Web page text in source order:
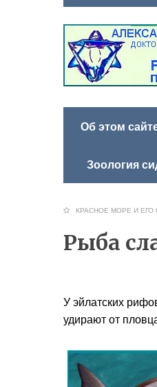
Об этом
Зоология
КРАСНОЕ МОРЕ И ЕГО
Рыба
У эйлатских
удирают от